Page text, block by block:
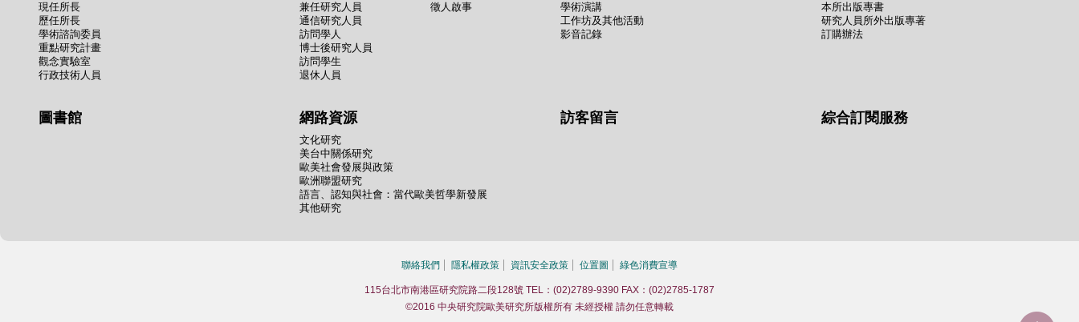
現任所長
歷任所長
學術諮詢委員
重點研究計畫
觀念實驗室
行政技術人員
兼任研究人員
通信研究人員
訪問學人
博士後研究人員
訪問學生
退休人員
徵人啟事
學術演講
工作坊及其他活動
影音記錄
本所出版專書
研究人員所外出版專著
訂購辦法
圖書館 網路資源
文化研究
美台中關係研究
歐美社會發展與政策
歐洲聯盟研究
語言、認知與社會：當代歐美哲學新發展
其他研究
訪客留言 綜合訂閱服務
聯絡我們 隱私權政策 資訊安全政策 位置圖 綠色消費宣導
115台北市南港區研究院路二段128號 TEL：(02)2789-9390 FAX：(02)2785-1787
©2016 中央研究院歐美研究所版權所有 未經授權 請勿任意轉載